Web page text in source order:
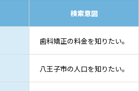
検索意図
歯科矯正の料金を知りたい。
八王子市の人口を知りたい。